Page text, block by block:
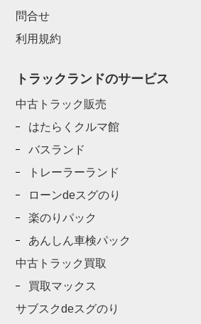
問合せ
利用規約
トラックランドのサービス
中古トラック販売
はたらくクルマ館
バスランド
トレーラーランド
ローンdeスグのり
楽のりパック
あんしん車検パック
中古トラック買取
買取マックス
サブスクdeスグのり